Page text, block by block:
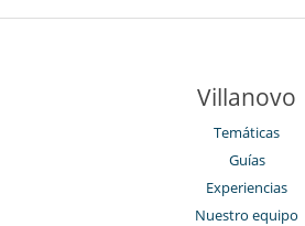
Villanovo
Temáticas
Guías
Experiencias
Nuestro equipo